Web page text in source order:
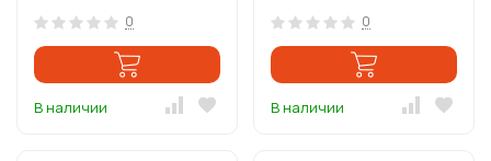
0
В наличии
0
В наличии